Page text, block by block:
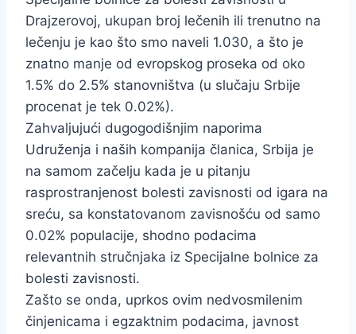
Drajzerovoj, ukupan broj lečenih ili trenutno na
lečenju je kao što smo naveli 1.030, a što je
znatno manje od evropskog proseka od oko
1.5% do 2.5% stanovništva (u slučaju Srbije
procenat je tek 0.02%).
Zahvaljujući dugogodišnjim naporima
Udruženja i naših kompanija članica, Srbija je
na samom začelju kada je u pitanju
rasprostranjenost bolesti zavisnosti od igara na
sreću, sa konstatovanom zavisnošću od samo
0.02% populacije, shodno podacima
relevantnih stručnjaka iz Specijalne bolnice za
bolesti zavisnosti.
Zašto se onda, uprkos ovim nedvosmilenim
činjenicama i egzaktnim podacima, javnost